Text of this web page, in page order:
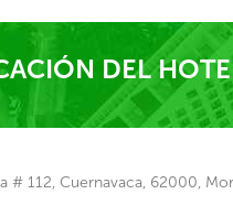
DEL
# 112, Cuernavaca, 62000,